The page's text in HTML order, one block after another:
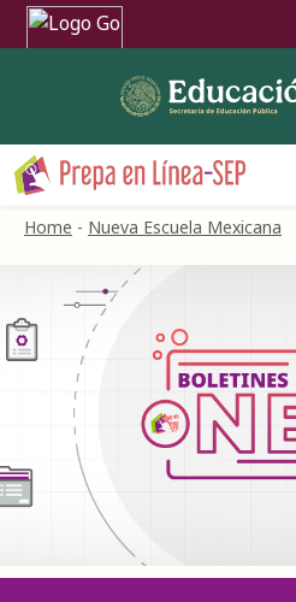
Home - Nueva Escuela Mexicana